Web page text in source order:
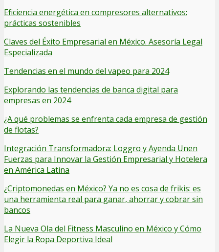
Eficiencia energética en compresores alternativos:
prácticas sostenibles
Claves del Éxito Empresarial en México. Asesoría Legal
Especializada
Tendencias en el mundo del vapeo para 2024
Explorando las tendencias de banca digital para
empresas en 2024
¿A qué problemas se enfrenta cada empresa de gestión
de flotas?
Integración Transformadora: Loggro y Ayenda Unen
Fuerzas para Innovar la Gestión Empresarial y Hotelera
en América Latina
¿Criptomonedas en México? Ya no es cosa de frikis: es
una herramienta real para ganar, ahorrar y cobrar sin
bancos
La Nueva Ola del Fitness Masculino en México y Cómo
Elegir la Ropa Deportiva Ideal